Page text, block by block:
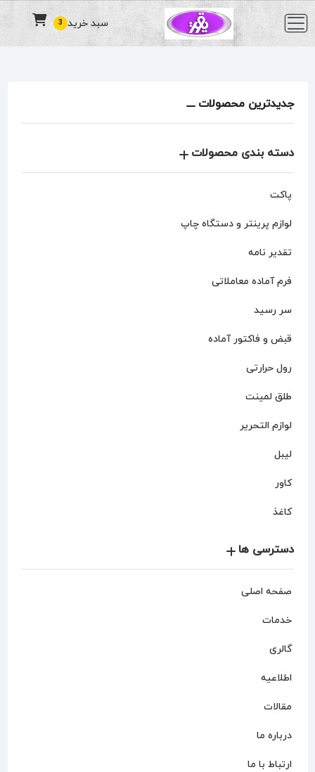
3 سبد خرید
جدیدترین محصولات
دسته بندی محصولات
پاکت
لوازم پرینتر و دستگاه چاپ
تقدیر نامه
فرم آماده معاملاتی
سر رسید
قبض و فاکتور آماده
رول حرارتی
طلق لمینت
لوازم التحریر
لیبل
کاور
کاغذ
دسترسی ها
صفحه اصلی
خدمات
گالری
اطلاعیه
مقالات
درباره ما
ارتباط با ما